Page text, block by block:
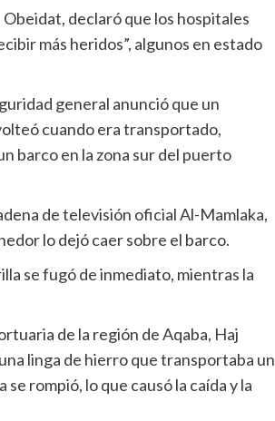
declaró que los hospitales
más heridos”, algunos en estado
general anunció que un
cuando era transportado,
barco en la zona sur del puerto
de televisión oficial Al-Mamlaka,
lo dejó caer sobre el barco.
se fugó de inmediato, mientras la
de la región de Aqaba, Haj
linga de hierro que transportaba un
rompió, lo que causó la caída y la